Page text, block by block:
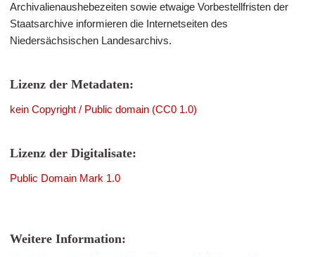
Archivalienaushebezeiten sowie etwaige Vorbestellfristen der
Staatsarchive informieren die Internetseiten des
Niedersächsischen Landesarchivs.
Lizenz der Metadaten:
kein Copyright / Public domain (CC0 1.0)
Lizenz der Digitalisate:
Public Domain Mark 1.0
Weitere Information: